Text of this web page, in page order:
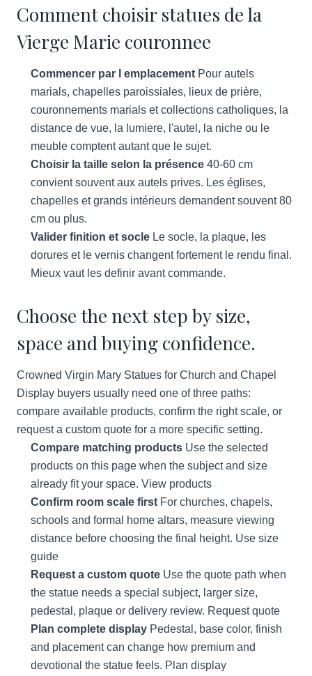
Comment choisir statues de la
Vierge Marie couronnee
Commencer par l emplacement Pour autels
marials, chapelles paroissiales, lieux de prière,
couronnements marials et collections catholiques, la
distance de vue, la lumiere, l'autel, la niche ou le
meuble comptent autant que le sujet.
Choisir la taille selon la présence 40-60 cm
convient souvent aux autels prives. Les églises,
chapelles et grands intérieurs demandent souvent 80
cm ou plus.
Valider finition et socle Le socle, la plaque, les
dorures et le vernis changent fortement le rendu final.
Mieux vaut les definir avant commande.
Choose the next step by size,
space and buying confidence.
Crowned Virgin Mary Statues for Church and Chapel
Display buyers usually need one of three paths:
compare available products, confirm the right scale, or
request a custom quote for a more specific setting.
Compare matching products Use the selected
products on this page when the subject and size
already fit your space. View products
Confirm room scale first For churches, chapels,
schools and formal home altars, measure viewing
distance before choosing the final height. Use size
guide
Request a custom quote Use the quote path when
the statue needs a special subject, larger size,
pedestal, plaque or delivery review. Request quote
Plan complete display Pedestal, base color, finish
and placement can change how premium and
devotional the statue feels. Plan display